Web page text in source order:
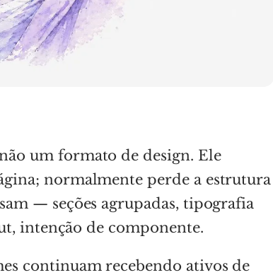
um formato de design. Ele
normalmente perde a estrutura
— seções agrupadas, tipografia
intenção de componente.
continuam recebendo ativos de